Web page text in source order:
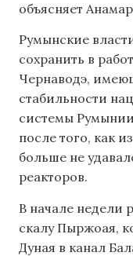
объясняет
Румынские
сохранить в
Чернаводэ,
стабильности
системы
после того, как
больше не
реакторов.
В начале недели
скалу Пыржоая,
Дуная в канал